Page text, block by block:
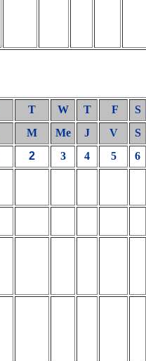
T W T F
S
M Me J V
S
2 3 4 5 6